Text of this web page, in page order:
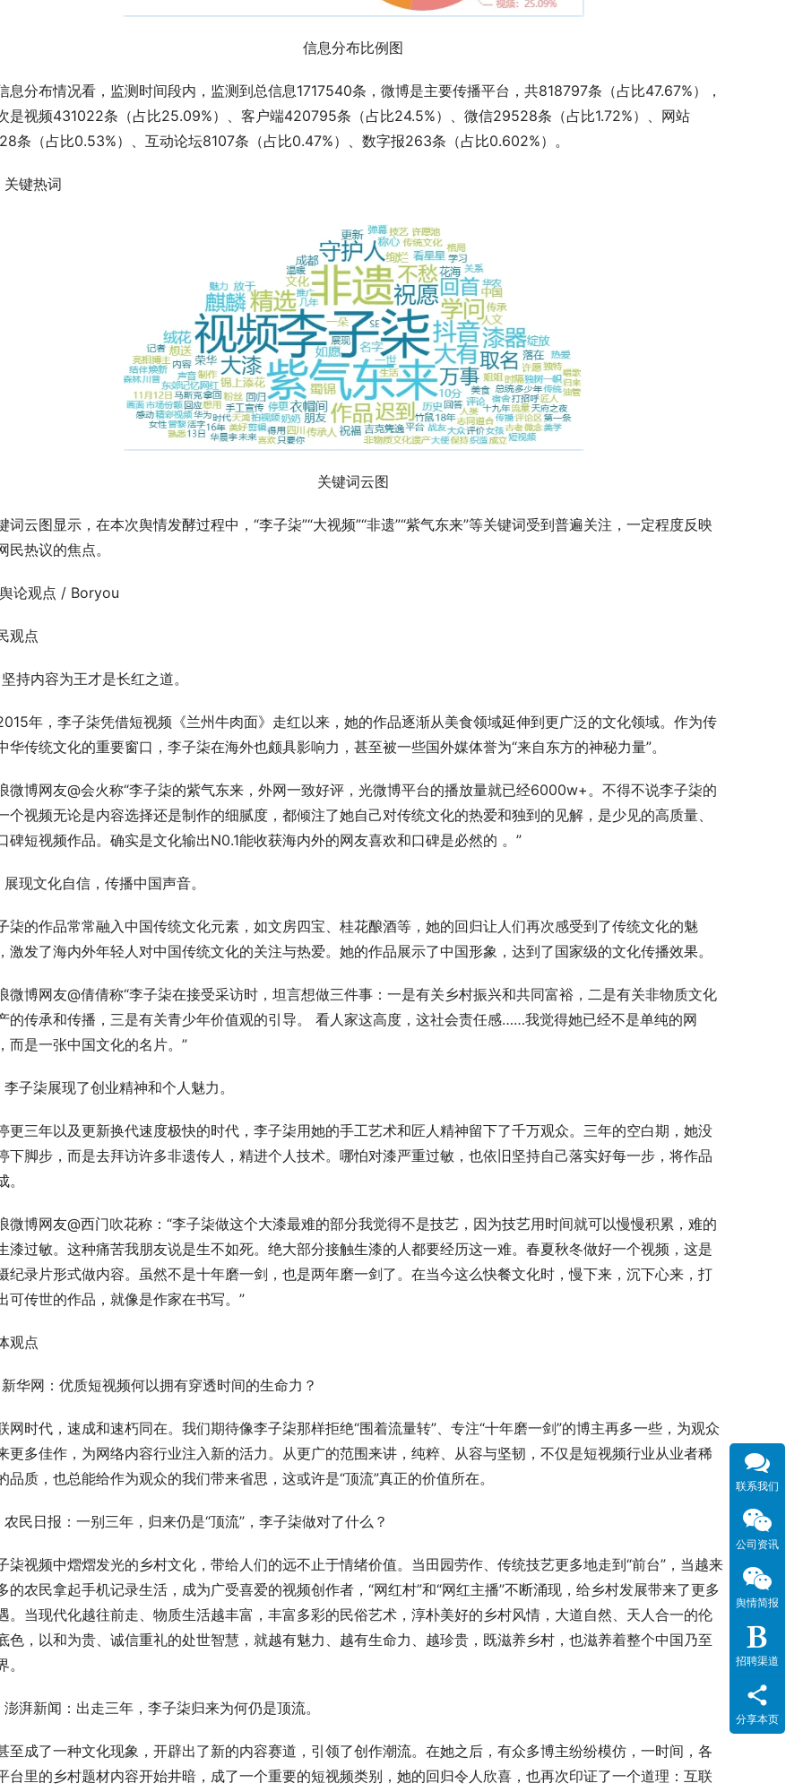
信息分布比例图
息分布情况看，监测时间段内，监测到总信息1717540条，微博是主要传播平台，共818797条（占比47.67%），
是视频431022条（占比25.09%）、客户端420795条（占比24.5%）、微信29528条（占比1.72%）、网站
条（占比0.53%）、互动论坛8107条（占比0.47%）、数字报263条（占比0.602%）。
关键热词
关键词云图
词云图显示，在本次舆情发酵过程中，“李子柒”“大视频”“非遗”“紫气东来”等关键词受到普遍关注，一定程度反映
民热议的焦点。
论观点 / Boryou
观点
持内容为王才是长红之道。
年，李子柒凭借短视频《兰州牛肉面》走红以来，她的作品逐渐从美食领域延伸到更广泛的文化领域。作为传
华传统文化的重要窗口，李子柒在海外也颇具影响力，甚至被一些国外媒体誉为“来自东方的神秘力量”。
微博网友@会火称“李子柒的紫气东来，外网一致好评，光微博平台的播放量就已经6000w+。不得不说李子柒的
个视频无论是内容选择还是制作的细腻度，都倾注了她自己对传统文化的热爱和独到的见解，是少见的高质量、
碑短视频作品。确实是文化输出N0.1能收获海内外的网友喜欢和口碑是必然的 。”
现文化自信，传播中国声音。
柒的作品常常融入中国传统文化元素，如文房四宝、桂花酿酒等，她的回归让人们再次感受到了传统文化的魅
激发了海内外年轻人对中国传统文化的关注与热爱。她的作品展示了中国形象，达到了国家级的文化传播效果。
微博网友@倩倩称“李子柒在接受采访时，坦言想做三件事：一是有关乡村振兴和共同富裕，二是有关非物质文化
的传承和传播，三是有关青少年价值观的引导。 看人家这高度，这社会责任感……我觉得她已经不是单纯的网
而是一张中国文化的名片。”
子柒展现了创业精神和个人魅力。
更三年以及更新换代速度极快的时代，李子柒用她的手工艺术和匠人精神留下了千万观众。三年的空白期，她没
下脚步，而是去拜访许多非遗传人，精进个人技术。哪怕对漆严重过敏，也依旧坚持自己落实好每一步，将作品
。
微博网友@西门吹花称：“李子柒做这个大漆最难的部分我觉得不是技艺，因为技艺用时间就可以慢慢积累，难的
漆过敏。这种痛苦我朋友说是生不如死。绝大部分接触生漆的人都要经历这一难。春夏秋冬做好一个视频，这是
纪录片形式做内容。虽然不是十年磨一剑，也是两年磨一剑了。在当今这么快餐文化时，慢下来，沉下心来，打
可传世的作品，就像是作家在书写。”
观点
华网：优质短视频何以拥有穿透时间的生命力？
网时代，速成和速朽同在。我们期待像李子柒那样拒绝“围着流量转”、专注“十年磨一剑”的博主再多一些，为观众
更多佳作，为网络内容行业注入新的活力。从更广的范围来讲，纯粹、从容与坚韧，不仅是短视频行业从业者稀
品质，也总能给作为观众的我们带来省思，这或许是“顶流”真正的价值所在。
民日报：一别三年，归来仍是“顶流”，李子柒做对了什么？
柒视频中熠熠发光的乡村文化，带给人们的远不止于情绪价值。当田园劳作、传统技艺更多地走到“前台”，当越来
的农民拿起手机记录生活，成为广受喜爱的视频创作者，“网红村”和“网红主播”不断涌现，给乡村发展带来了更多
。当现代化越往前走、物质生活越丰富，丰富多彩的民俗艺术，淳朴美好的乡村风情，大道自然、天人合一的伦
色，以和为贵、诚信重礼的处世智慧，就越有魅力、越有生命力、越珍贵，既滋养乡村，也滋养着整个中国乃至
。
湃新闻：出走三年，李子柒归来为何仍是顶流。
至成了一种文化现象，开辟出了新的内容赛道，引领了创作潮流。在她之后，有众多博主纷纷模仿，一时间，各
台里的乡村题材内容开始井暗，成了一个重要的短视频类别，她的回归令人欣喜，也再次印证了一个道理：互联
联系我们
公司资讯
舆情简报
招聘渠道
分享本页